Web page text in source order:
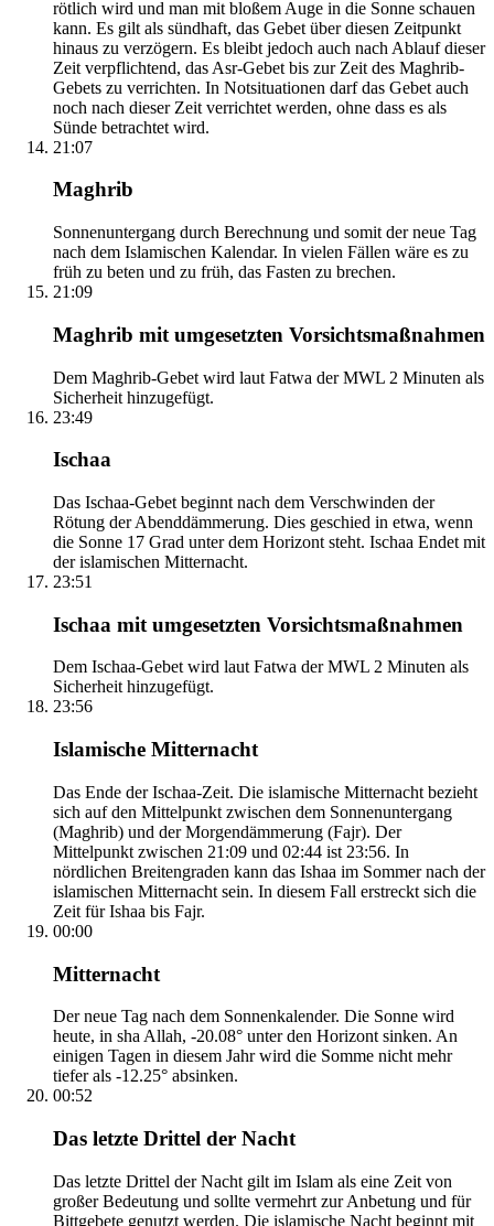
rötlich wird und man mit bloßem Auge in die Sonne schauen
kann. Es gilt als sündhaft, das Gebet über diesen Zeitpunkt
hinaus zu verzögern. Es bleibt jedoch auch nach Ablauf dieser
Zeit verpflichtend, das Asr-Gebet bis zur Zeit des Maghrib-
Gebets zu verrichten. In Notsituationen darf das Gebet auch
noch nach dieser Zeit verrichtet werden, ohne dass es als
Sünde betrachtet wird.
21:07
Maghrib
Sonnenuntergang durch Berechnung und somit der neue Tag
nach dem Islamischen Kalendar. In vielen Fällen wäre es zu
früh zu beten und zu früh, das Fasten zu brechen.
21:09
Maghrib mit umgesetzten Vorsichtsmaßnahmen
Dem Maghrib-Gebet wird laut Fatwa der MWL 2 Minuten als
Sicherheit hinzugefügt.
23:49
Ischaa
Das Ischaa-Gebet beginnt nach dem Verschwinden der
Rötung der Abenddämmerung. Dies geschied in etwa, wenn
die Sonne 17 Grad unter dem Horizont steht. Ischaa Endet mit
der islamischen Mitternacht.
23:51
Ischaa mit umgesetzten Vorsichtsmaßnahmen
Dem Ischaa-Gebet wird laut Fatwa der MWL 2 Minuten als
Sicherheit hinzugefügt.
23:56
Islamische Mitternacht
Das Ende der Ischaa-Zeit. Die islamische Mitternacht bezieht
sich auf den Mittelpunkt zwischen dem Sonnenuntergang
(Maghrib) und der Morgendämmerung (Fajr). Der
Mittelpunkt zwischen 21:09 und 02:44 ist 23:56. In
nördlichen Breitengraden kann das Ishaa im Sommer nach der
islamischen Mitternacht sein. In diesem Fall erstreckt sich die
Zeit für Ishaa bis Fajr.
00:00
Mitternacht
Der neue Tag nach dem Sonnenkalender. Die Sonne wird
heute, in sha Allah, -20.08° unter den Horizont sinken. An
einigen Tagen in diesem Jahr wird die Somme nicht mehr
tiefer als -12.25° absinken.
00:52
Das letzte Drittel der Nacht
Das letzte Drittel der Nacht gilt im Islam als eine Zeit von
großer Bedeutung und sollte vermehrt zur Anbetung und für
Bittgebete genutzt werden. Die islamische Nacht beginnt mit